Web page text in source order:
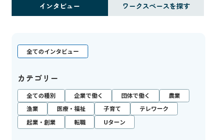
インタビュー
ワークスペースを探す
全てのインタビュー
カテゴリー
全ての種別 企業で働く 団体で働く
農業
漁業
医療・福祉 子育て
テレワーク
起業・創業
転職 Uターン